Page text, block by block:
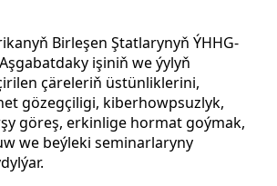
Birleşen Ştatlarynyň ÝHHG-
işiniň we ýylyň
çäreleriň üstünliklerini,
gözegçiligi, kiberhowpsuzlyk,
göreş, erkinlige hormat goýmak,
we beýleki seminarlaryny